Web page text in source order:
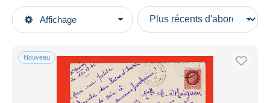
Affichage
Catégories principales
Thèmes
Illustrateurs & photographes
Illustrateurs - Signés
Types de vente
En cours
Prix fixes
Enchères avec offres
Enchères sans offres
Maisons de vente
Nouveau